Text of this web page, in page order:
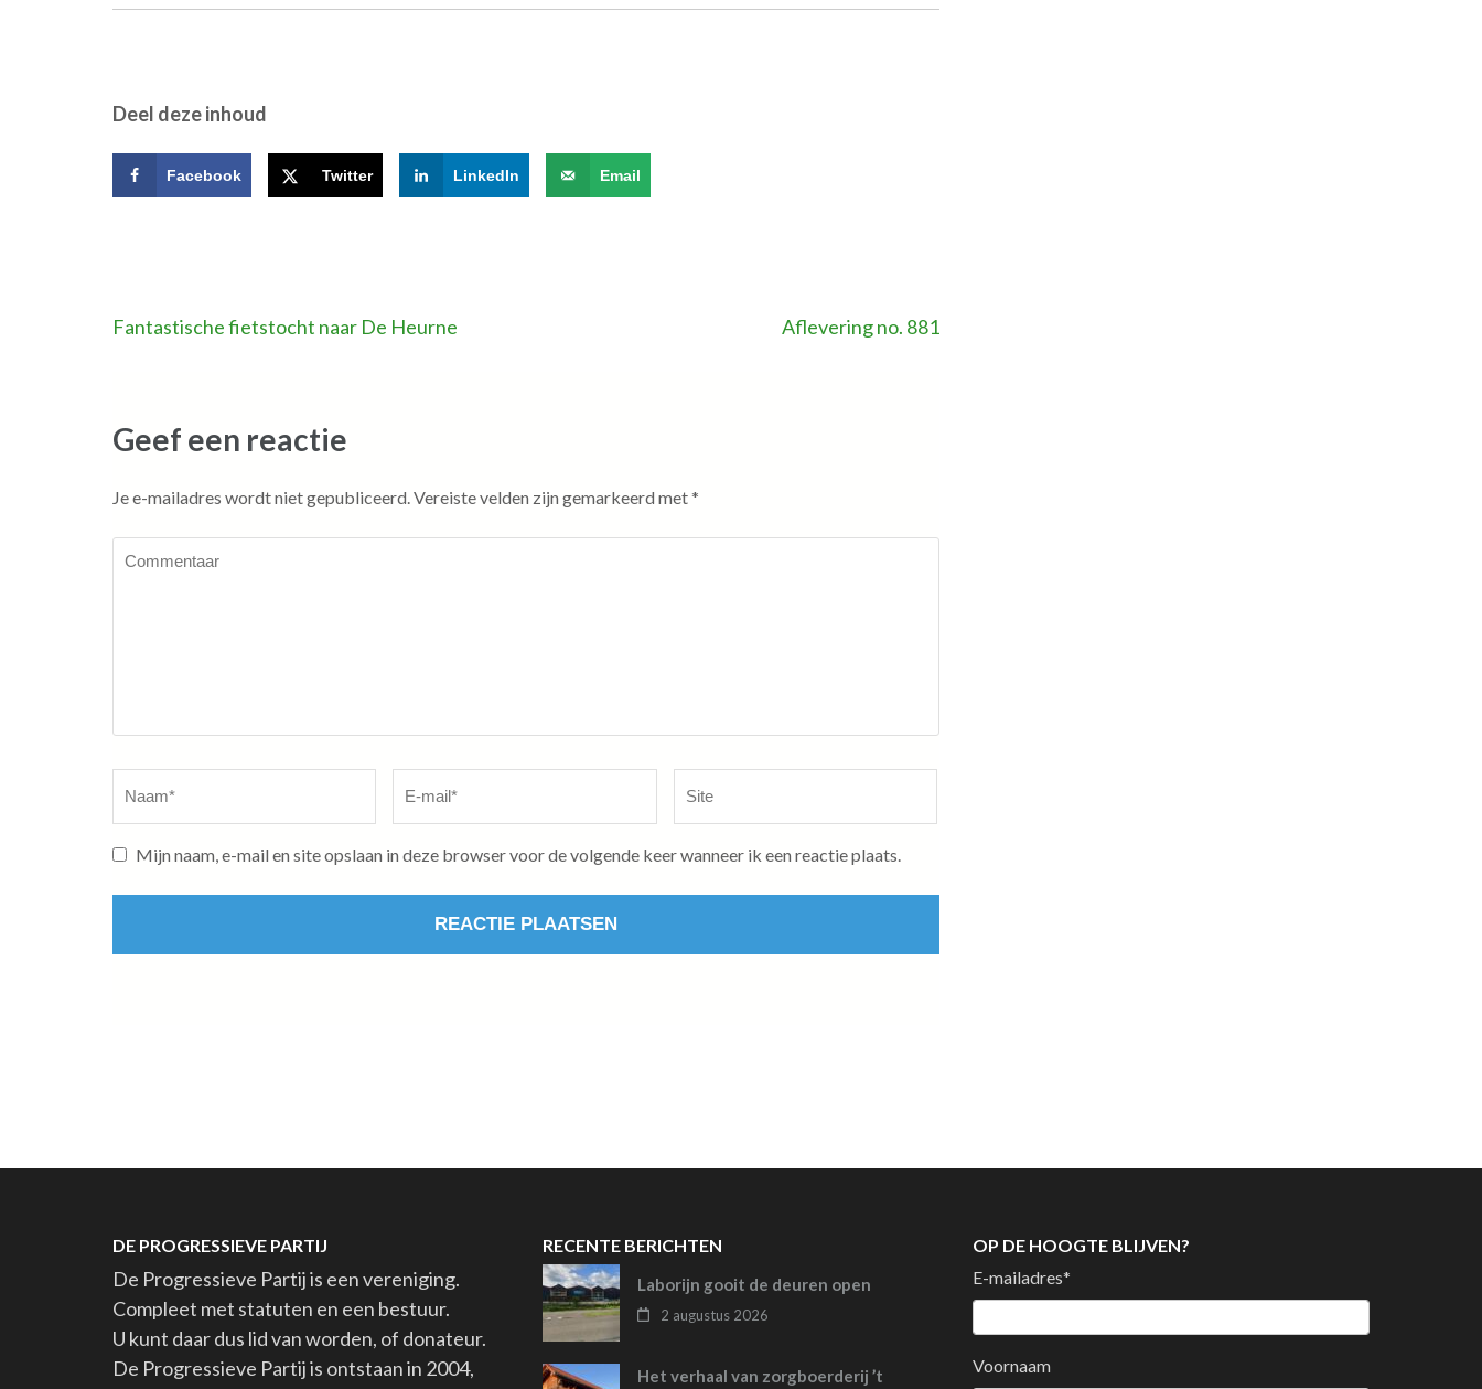
Deel deze inhoud
Facebook Twitter LinkedIn Email
Bericht
Fantastische fietstocht naar De Heurne Aflevering no. 881
Geef een reactie
Je e-mailadres wordt niet gepubliceerd. Vereiste velden zijn gemarkeerd met*
mail*
Mijn naam, e-mail en site opslaan in deze browser voor de volgende keer wanneer ik een reactie plaats.
DE PROGRESSIEVE PARTIJ
De Progressieve Partij is een vereniging.
Compleet met statuten en een bestuur.
U kunt daar dus lid van worden, of donateur.
De Progressieve Partij is ontstaan in 2004,
RECENTE BERICHTEN
Laborijn gooit de deuren open
2 augustus 2026
Het verhaal van zorgboerderij ’t
OP DE HOOGTE BLIJVEN?
E-mailadres*
Voornaam